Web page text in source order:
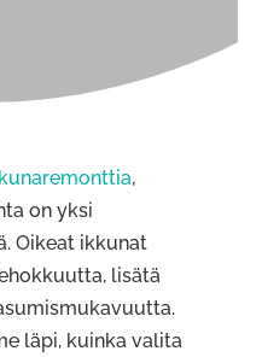
,
on yksi
Oikeat ikkunat
lisätä
läpi, kuinka valita